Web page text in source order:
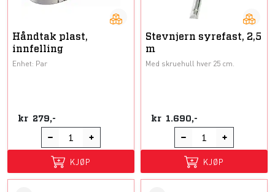
Håndtak plast,
innfelling
Enhet: Par
kr 279,-
KJØP
Stevnjern syrefast, 2,5
m
Med skruehull hver 25 cm.
kr 1.690,-
KJØP